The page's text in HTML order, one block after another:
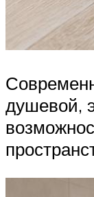
душевой,